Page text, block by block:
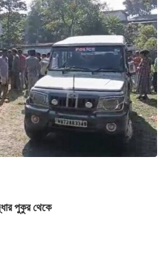
পুকুর থেকে